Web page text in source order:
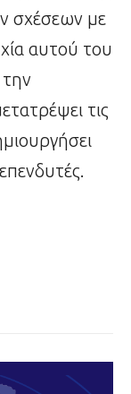
σχέσεων με
αυτού του
τις